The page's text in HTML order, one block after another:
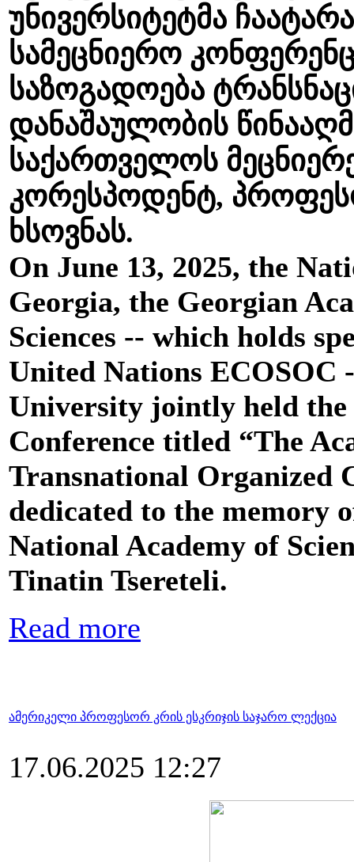
უნივერსიტეტმა
სამეცნიერო
საზოგადოება
დანაშაულობის
საქართველოს
კორესპოდენტ,
ხსოვნას.
On June 13, 2025, the
Georgia, the Georgian
Sciences -- which holds
United Nations ECOSOC
University jointly held
Conference titled “The
Transnational Organized
dedicated to the memory
National Academy of
Tinatin Tsereteli.
Read more
ამერიკელი პროფესორ კრის ესკრიჯის საჯარო ლექცია
17.06.2025 12:27